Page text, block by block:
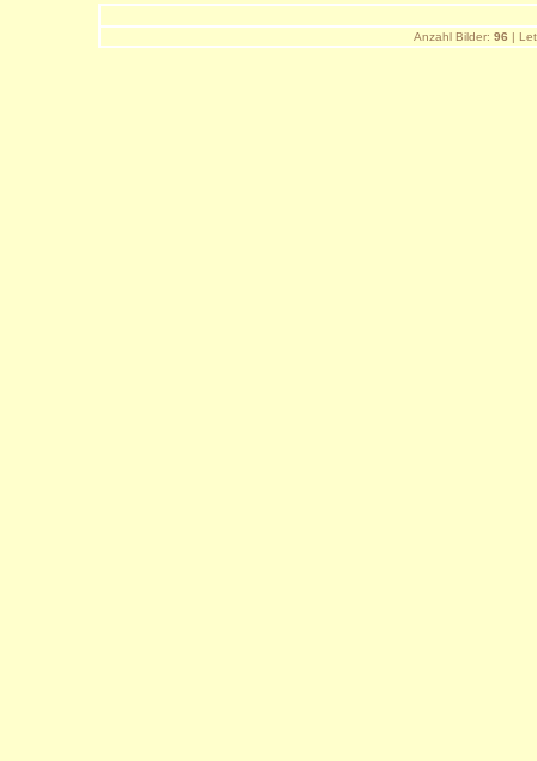
Anzahl Bilder: 96 |